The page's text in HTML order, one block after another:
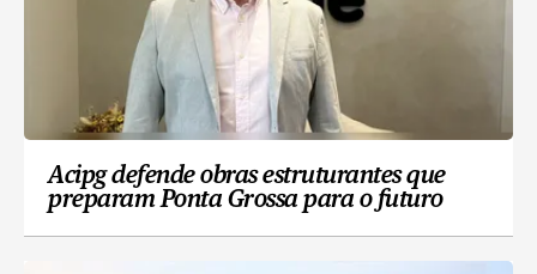
Acipg defende obras estruturantes que
preparam Ponta Grossa para o futuro